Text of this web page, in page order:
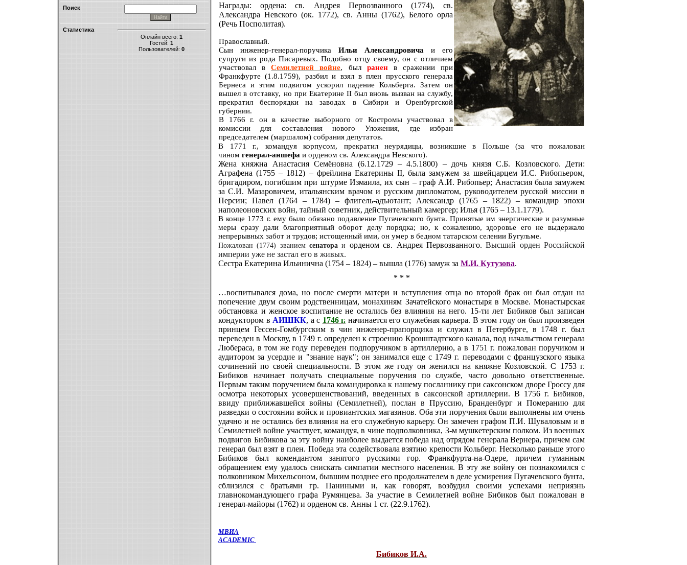
Поиск
Статистика
Онлайн всего: 1
Гостей: 1
Пользователей: 0
Награды: ордена: св. Андрея Первозванного (1774), св.
Александра Невского (ок. 1772), св. Анны (1762), Белого орла
(Речь Посполитая).
Православный.
Сын инженер-генерал-поручика Ильи Александровича и его
супруги из рода Писаревых. Подобно отцу своему, он с отличием
участвовал вСемилетней войне, был раненв сражении при
Франкфурте (1.8.1759), разбил и взял в плен прусского генерала
Бернеса и этим подвигом ускорил падение Кольберга. Затем он
вышел в отставку, но при Екатерине II был вновь вызван на службу,
прекратил беспорядки на заводах в Сибири и Оренбургской
губернии.
В 1766 г. он в качестве выборного от Костромы участвовал в
комиссии для составления нового Уложения, где избран
председателем (маршалом) собрания депутатов.
В 1771 г., командуя корпусом, прекратил неурядицы, возникшие в Польше (за что пожалован
чином генерал-аншефа и орденом св. Александра Невского).
Жена княжна Анастасия Семёновна (6.12.1729 – 4.5.1800) – дочь князя С.Б. Козловского. Дети:
Аграфена (1755 – 1812) – фрейлина Екатерины II, была замужем за швейцарцем И.С. Рибопьером,
бригадиром, погибшим при штурме Измаила, их сын – граф А.И. Рибопьер; Анастасия была замужем
за С.И. Мазаровичем, итальянским врачом и русским дипломатом, руководителем русской миссии в
Персии; Павел (1764 – 1784) – флигель-адъютант; Александр (1765 – 1822) – командир эпохи
наполеоновских войн, тайный советник, действительный камергер; Илья (1765 – 13.1.1779).
В конце 1773 г. ему было обязано подавление Пугачевского бунта.Принятые им энергические и разумные
меры сразу дали благоприятный оборот делу порядка; но, к сожалению, здоровье его не выдержало
непрерывных забот и трудов; истощенный ими, он умер в бедном татарском селении Бугульме.
Пожалован (1774) званиемсенатора и орденом св. Андрея Первозванного. Высший орден Российской
империи уже не застал его в живых.
Сестра Екатерина Ильинична (1754 – 1824) – вышла (1776) замуж за М.И. Кутузова.
* * *
…воспитывался дома, но после смерти матери и вступления отца во второй брак он был отдан на
попечение двум своим родственницам, монахиням Зачатейского монастыря в Москве. Монастырская
обстановка и женское воспитание не остались без влияния на него. 15-ти лет Бибиков был записан
кондуктором в АИШКК, а с 1746 г. начинается его служебная карьера. В этом году он был произведен
принцем Гессен-Гомбургским в чин инженер-прапорщика и служил в Петербурге, в 1748 г. был
переведен в Москву, в 1749 г. определен к строению Кронштадтского канала, под начальством генерала
Любераса, в том же году переведен подпоручиком в артиллерию, а в 1751 г. пожалован поручиком и
аудитором за усердие и "знание наук"; он занимался еще с 1749 г. переводами с французского языка
сочинений по своей специальности. В этом же году он женился на княжне Козловской. С 1753 г.
Бибиков начинает получать специальные поручения по службе, часто довольно ответственные.
Первым таким поручением была командировка к нашему посланнику при саксонском дворе Гроссу для
осмотра некоторых усовершенствований, введенных в саксонской артиллерии. В 1756 г. Бибиков,
ввиду приближавшейся войны (Семилетней), послан в Пруссию, Бранденбург и Померанию для
разведки о состоянии войск и провиантских магазинов. Оба эти поручения были выполнены им очень
удачно и не остались без влияния на его служебную карьеру. Он замечен графом П.И. Шуваловым и в
Семилетней войне участвует, командуя, в чине подполковника, 3-м мушкетерским полком. Из военных
подвигов Бибикова за эту войну наиболее выдается победа над отрядом генерала Вернера, причем сам
генерал был взят в плен. Победа эта содействовала взятию крепости Кольберг. Несколько раньше этого
Бибиков был комендантом занятого русскими гор. Франкфурта-на-Одере, причем гуманным
обращением ему удалось снискать симпатии местного населения. В эту же войну он познакомился с
полковником Михельсоном, бывшим позднее его продолжателем в деле усмирения Пугачевского бунта,
сблизился с братьями гр. Паниными и, как говорят, возбудил своими успехами неприязнь
главнокомандующего графа Румянцева. За участие в Семилетней войне Бибиков был пожалован в
генерал-майоры (1762) и орденом св. Анны 1 ст. (22.9.1762).
МВИА
ACADEMIC
Бибиков И.А.